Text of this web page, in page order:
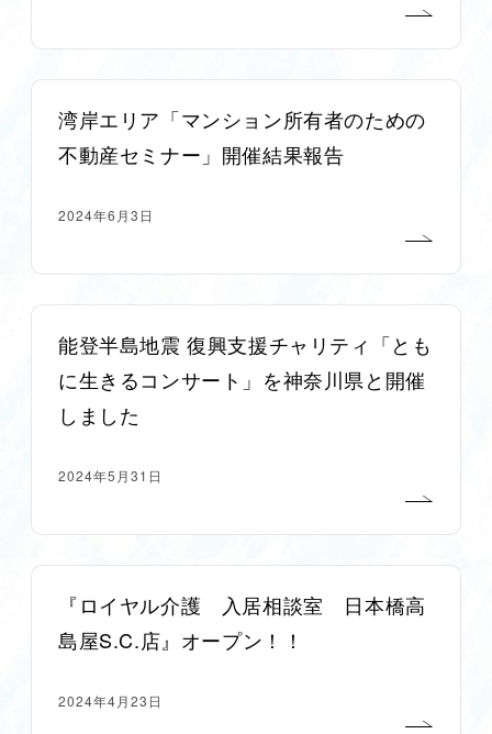
湾岸エリア「マンション所有者のための
不動産セミナー」開催結果報告
2024年6月3日
能登半島地震 復興支援チャリティ「とも
に生きるコンサート」を神奈川県と開催
しました
2024年5月31日
『ロイヤル介護 入居相談室 日本橋高
島屋S.C.店』オープン！！
2024年4月23日